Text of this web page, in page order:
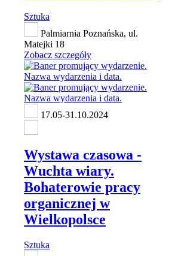
Sztuka
Palmiarnia Poznańska, ul.
Matejki 18
Zobacz szczegóły
17.05-31.10.2024
Wystawa czasowa -
Wuchta wiary.
Bohaterowie pracy
organicznej w
Wielkopolsce
Sztuka